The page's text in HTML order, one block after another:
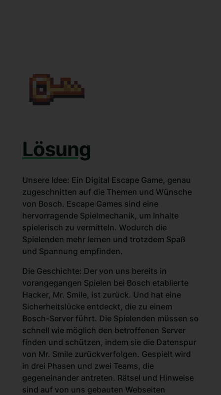
Lösung
Unsere Idee: Ein Digital Escape Game, genau
zugeschnitten auf die Themen und Wünsche
von Bosch. Escape Games sind eine
hervorragende Spielmechanik, um Inhalte
spielerisch zu vermitteln. Wodurch die
Spielenden mehr lernen und trotzdem Spaß
und Spannung empfinden.
Die Geschichte: Der von uns bereits in
vorangegangen Spielen bei Bosch etablierte
Hacker, Mr. Smile, ist zurück. Und hat eine
Sicherheitslücke entdeckt, die zu einem
Bosch-Server führt. Die Spielenden müssen so
schnell wie möglich den betroffenen Server
finden und schützen, indem sie die Datenspur
von Mr. Smile zurückverfolgen. Gespielt wird
in drei Phasen und zwei Teams, die
gegeneinander antreten. Rätsel und Hinweise
sind auf von uns gebauten Webseiten